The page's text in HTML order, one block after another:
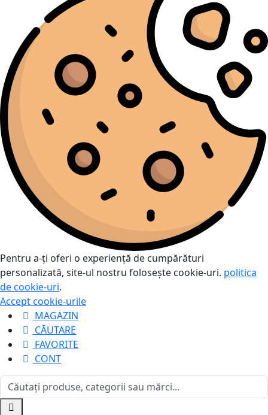
Pentru a-ți oferi o experiență de cumpărături
personalizată, site-ul nostru folosește cookie-uri. politica
de cookie-uri.
Accept cookie-urile
MAGAZIN
CĂUTARE
FAVORITE
CONT